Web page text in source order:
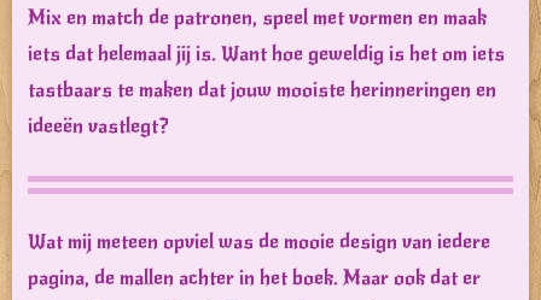
Mix en match de patronen, speel met vormen en maak
iets dat helemaal jij is. Want hoe geweldig is het om iets
tastbaars te maken dat jouw mooiste herinneringen en
ideeën vastlegt?
Wat mij meteen opviel was de mooie design van iedere
pagina, de mallen achter in het boek. Maar ook dat er